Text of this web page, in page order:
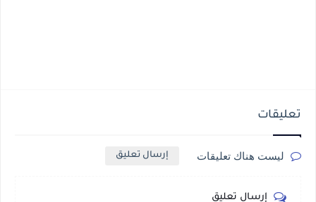
تعليقات
ليست هناك تعليقات إرسال تعليق
إرسال تعليق